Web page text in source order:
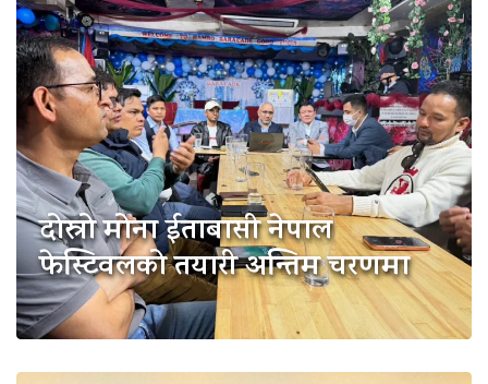
दोस्रो मोना ईताबासी नेपाल
फेस्टिवलको तयारी अन्तिम चरणमा